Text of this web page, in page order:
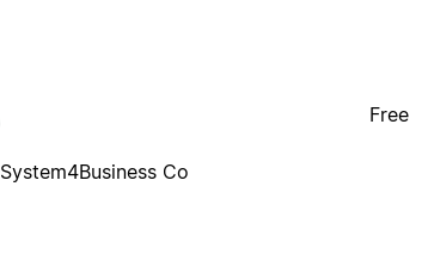
System4Business Co
Free